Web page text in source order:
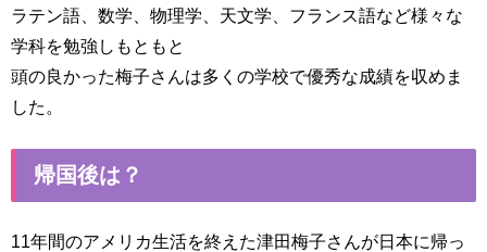
ラテン語、数学、物理学、天文学、フランス語など様々な
学科を勉強しもともと
頭の良かった梅子さんは多くの学校で優秀な成績を収めま
した。
帰国後は？
11年間のアメリカ生活を終えた津田梅子さんが日本に帰っ